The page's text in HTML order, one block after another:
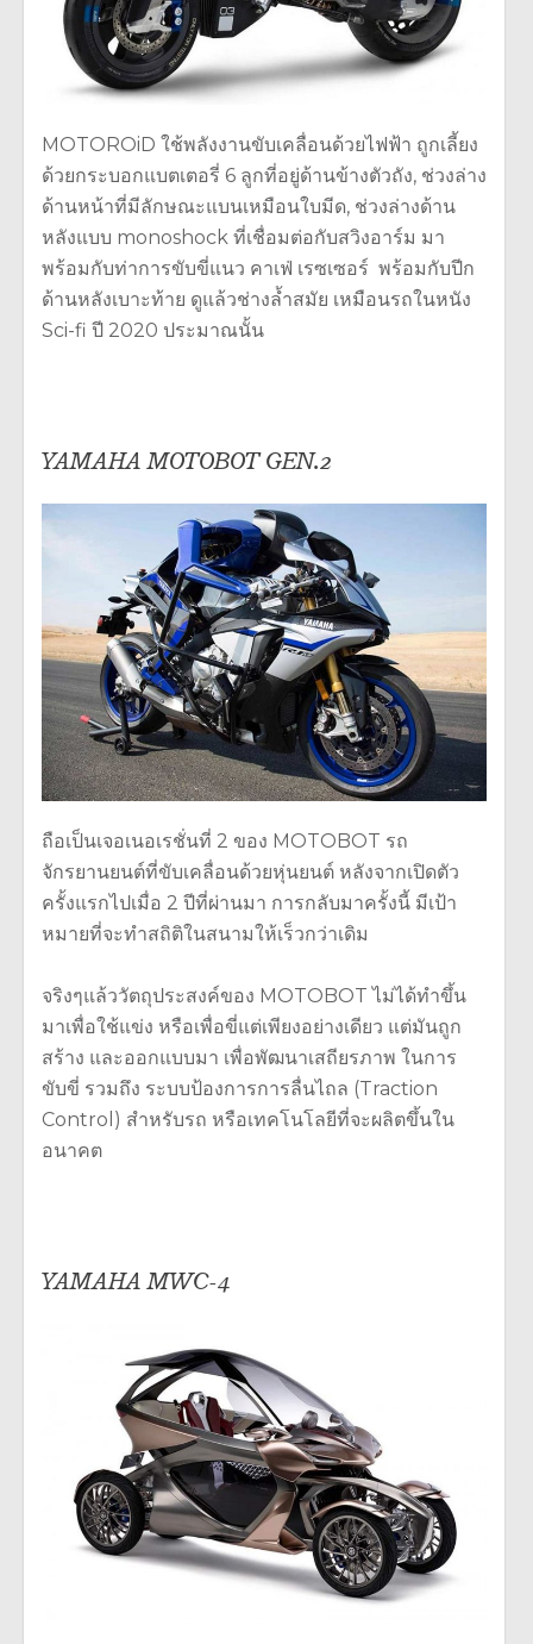
MOTOROiD ใช้พลังงานขับเคลื่อนด้วยไฟฟ้า ถูกเลี้ยง
ด้วยกระบอกแบตเตอรี่ 6 ลูกที่อยู่ด้านข้างตัวถัง, ช่วงล่าง
ด้านหน้าที่มีลักษณะแบนเหมือนใบมีด, ช่วงล่างด้าน
หลังแบบ monoshock ที่เชื่อมต่อกับสวิงอาร์ม มา
พร้อมกับท่าการขับขี่แนว คาเฟ่ เรซเซอร์ พร้อมกับปีก
ด้านหลังเบาะท้าย ดูแล้วช่างล้ำสมัย เหมือนรถในหนัง
Sci-fi ปี 2020 ประมาณนั้น
YAMAHA MOTOBOT GEN.2
ถือเป็นเจอเนอเรชั่นที่ 2 ของ MOTOBOT รถ
จักรยานยนต์ที่ขับเคลื่อนด้วยหุ่นยนต์ หลังจากเปิดตัว
ครั้งแรกไปเมื่อ 2 ปีที่ผ่านมา การกลับมาครั้งนี้ มีเป้า
หมายที่จะทำสถิติในสนามให้เร็วกว่าเดิม
จริงๆแล้ววัตถุประสงค์ของ MOTOBOT ไม่ได้ทำขึ้น
มาเพื่อใช้แข่ง หรือเพื่อขี่แต่เพียงอย่างเดียว แต่มันถูก
สร้าง และออกแบบมา เพื่อพัฒนาเสถียรภาพ ในการ
ขับขี่ รวมถึง ระบบป้องการการลื่นไถล (Traction
Control) สำหรับรถ หรือเทคโนโลยีที่จะผลิตขึ้นใน
อนาคต
YAMAHA MWC-4